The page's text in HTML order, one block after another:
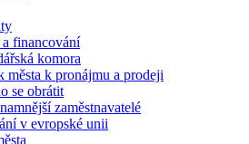
financování
komora
města k pronájmu a prodeji
se obrátit
zaměstnavatelé
v evropské unii